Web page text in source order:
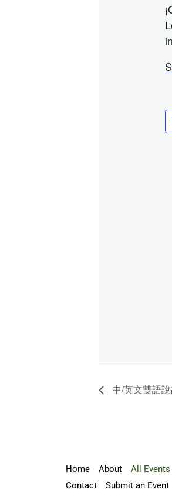
中/英文雙語
Home About All Events
Contact
Submit an Event